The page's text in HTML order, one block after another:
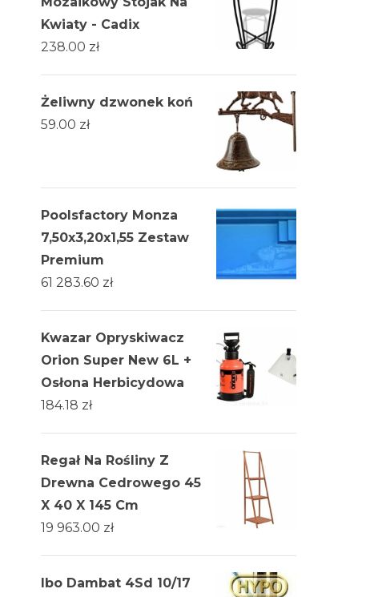
Kwiaty - Cadix
238.00 zł
Żeliwny dzwonek koń
59.00 zł
Poolsfactory Monza
7,50x3,20x1,55 Zestaw
Premium
61 283.60 zł
Kwazar Opryskiwacz
Orion Super New 6L +
Osłona Herbicydowa
184.18 zł
Regał Na Rośliny Z
Drewna Cedrowego 45
X 40 X 145 Cm
19 963.00 zł
Ibo Dambat 4Sd 10/17